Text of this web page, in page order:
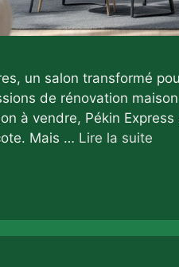
un salon transformé
de rénovation
à vendre, Pékin
Mais … Lire la suite